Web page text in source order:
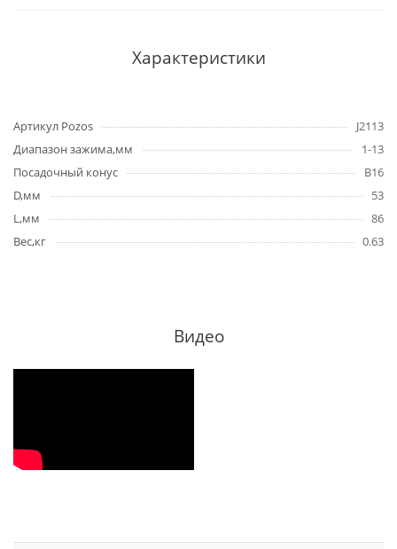
Характеристики
Артикул Pozos
J2113
Диапазон зажима,мм
1-13
Посадочный конус
B16
D,мм
53
L,мм
86
Вес,кг
0.63
Видео